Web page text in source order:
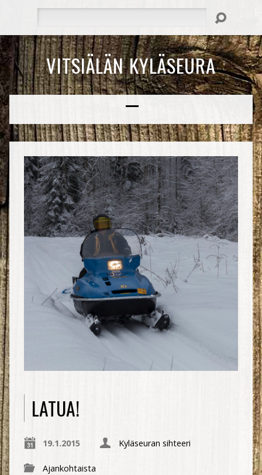
VITSIÄLÄN KYLÄSEURA
LATUA!
19.1.2015 Kyläseuran sihteeri
Ajankohtaista